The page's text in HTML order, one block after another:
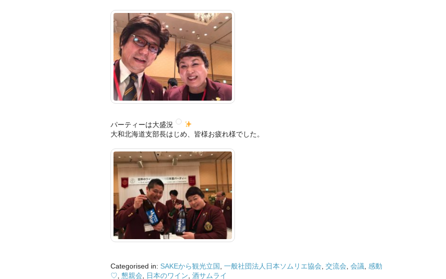
パーティーは大盛況
大和北海道支部長はじめ、皆様お疲れ様でした。
Categorised in: SAKEから観光立国 一般社団法人日本ソムリエ協会 交流会 会議
感動
♡ 懇親会 日本のワイン 酒サムライ